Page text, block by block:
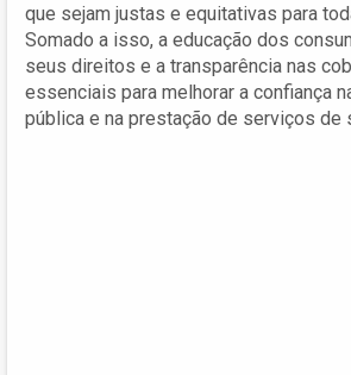
que sejam justas e equitativas para
Somado a isso, a educação dos
seus direitos e a transparência nas
essenciais para melhorar a confiança
pública e na prestação de serviços de